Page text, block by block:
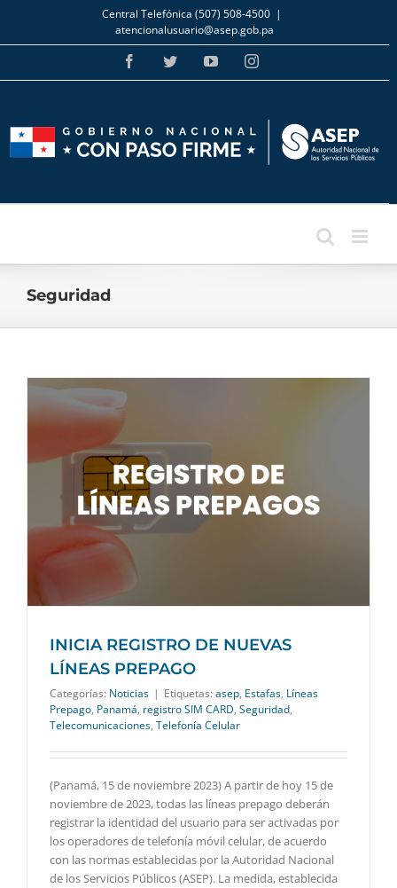
Skip
to
content
Central Telefónica (507) 508-4500 |
atencionalusuario@asep.gob.pa
FacebookTwitterYouTubeInstagram
Seguridad
INICIA REGISTRO DE NUEVAS
LÍNEAS PREPAGO
Categorías: Noticias | Etiquetas: asep, Estafas, Líneas
Prepago, Panamá, registro SIM CARD, Seguridad,
Telecomunicaciones, Telefonía Celular
(Panamá, 15 de noviembre 2023) A partir de hoy 15 de
noviembre de 2023, todas las líneas prepago deberán
registrar la identidad del usuario para ser activadas por
los operadores de telefonía móvil celular, de acuerdo
con las normas establecidas por la Autoridad Nacional
de los Servicios Públicos (ASEP). La medida, establecida